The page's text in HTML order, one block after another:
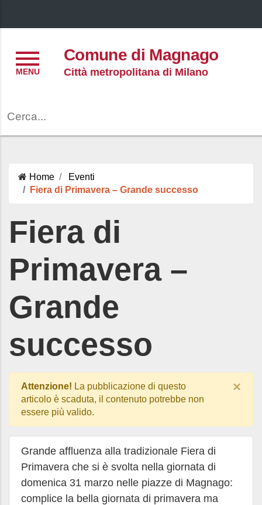
Comune di Magnago
Città metropolitana di Milano
Home
Eventi
Fiera di Primavera – Grande successo
Fiera di
Primavera –
Grande
successo
Attenzione! La pubblicazione di questo
articolo è scaduta, il contenuto potrebbe non
essere più valido.
×
Grande affluenza alla tradizionale Fiera di
Primavera che si è svolta nella giornata di
domenica 31 marzo nelle piazze di Magnago:
complice la bella giornata di primavera ma